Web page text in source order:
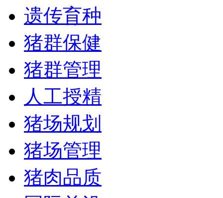
遗传育种
猪群保健
猪群管理
人工授精
猪场规划
猪场管理
猪肉品质